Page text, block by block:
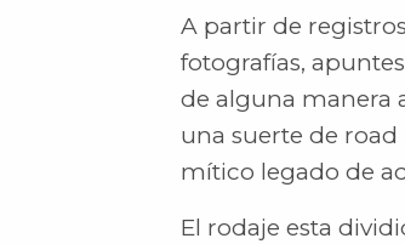
A partir de
fotografías,
de alguna manera
una suerte de
mítico legado de
El rodaje esta